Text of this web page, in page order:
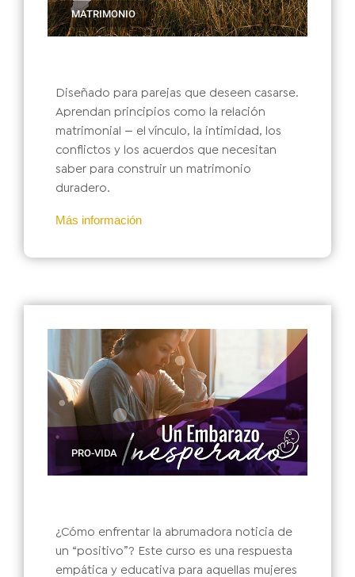
MATRIMONIO
Diseñado para parejas que deseen casarse.
Aprendan principios como la relación
matrimonial — el vínculo, la intimidad, los
conflictos y los acuerdos que necesitan
saber para construir un matrimonio
duradero.
Más información
PRO-VIDA
¿Cómo enfrentar la abrumadora noticia de
un “positivo”? Este curso es una respuesta
empática y educativa para aquellas mujeres